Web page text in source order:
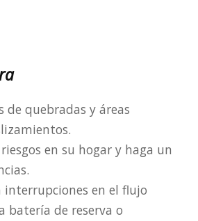
de quebradas y áreas
en su hogar y haga un
interrupciones en el flujo
batería de reserva o